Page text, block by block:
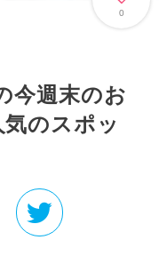
0
今週末のお
のスポッ